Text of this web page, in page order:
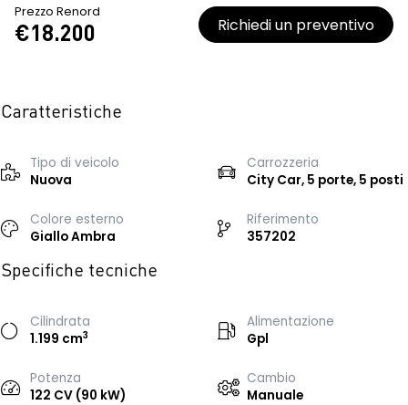
Prezzo Renord
€18.200 Richiedi un preventivo
Caratteristiche
Tipo di veicolo
Nuova
Carrozzeria
City Car, 5 porte, 5 posti
Colore esterno
Giallo Ambra
Riferimento
357202
Specifiche tecniche
Cilindrata
1.199 cm3
Alimentazione
Gpl
Potenza
122 CV (90 kW)
Cambio
Manuale